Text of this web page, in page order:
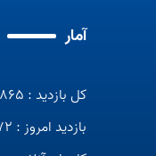
آمار
کل بازدید : 629865 نفر
بازدید امروز : 1172 نفر